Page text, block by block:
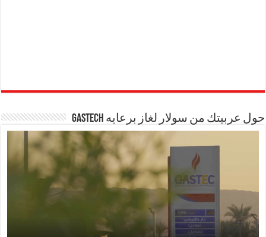
حول عربيتك من سولار لغاز برعايه GASTECH